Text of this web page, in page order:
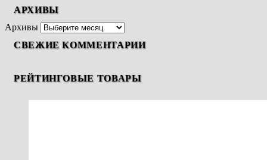
АРХИВЫ
Архивы
СВЕЖИЕ КОММЕНТАРИИ
РЕЙТИНГОВЫЕ ТОВАРЫ